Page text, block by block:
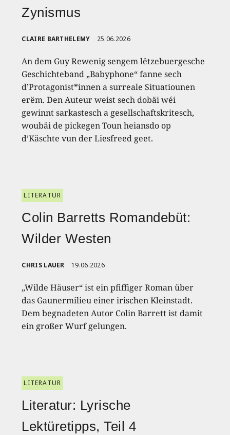
Zynismus
CLAIRE BARTHELEMY 25.06.2026
An dem Guy Rewenig sengem lëtzebuergesche
Geschichteband „Babyphone“ fanne sech
d’Protagonist*innen a surreale Situatiounen
erëm. Den Auteur weist sech dobäi wéi
gewinnt sarkastesch a gesellschaftskritesch,
woubäi de pickegen Toun heiansdo op
d’Käschte vun der Liesfreed geet.
LITERATUR
Colin Barretts Romandebüt:
Wilder Westen
CHRIS LAUER 19.06.2026
„Wilde Häuser“ ist ein pfiffiger Roman über
das Gaunermilieu einer irischen Kleinstadt.
Dem begnadeten Autor Colin Barrett ist damit
ein großer Wurf gelungen.
LITERATUR
Literatur: Lyrische
Lektüretipps, Teil 4